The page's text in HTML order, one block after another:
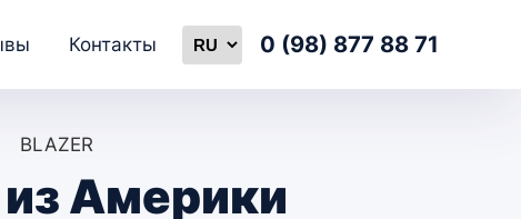
Контакты 0 (98) 877 88 71
BLAZER
Америки